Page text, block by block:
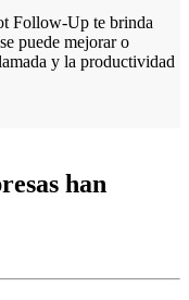
Follow-Up te brinda
puede mejorar o
y la productividad
han